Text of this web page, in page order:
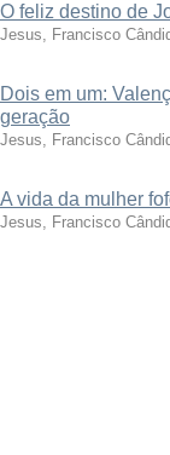
O feliz destino de
Jesus, Francisco
Dois em um:
geração
Jesus, Francisco
A vida da mulher
Jesus, Francisco